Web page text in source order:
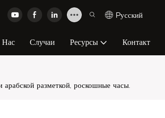
Pусский
Случаи Ресурсы Контакт
разметкой, роскошные часы.